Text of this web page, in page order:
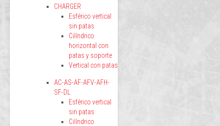
CHARGER
Esférico vertical
sin patas
Cilíndrico
horizontal con
patas y soporte
Vertical con patas
AC-AS-AF-AFV-AFH-
SF-DL
Esférico vertical
sin patas
Cilíndrico